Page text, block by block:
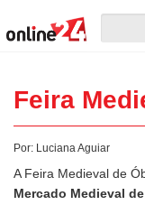
Feira
Por: Luciana Aguiar
A Feira Medieval de
Mercado Medieval